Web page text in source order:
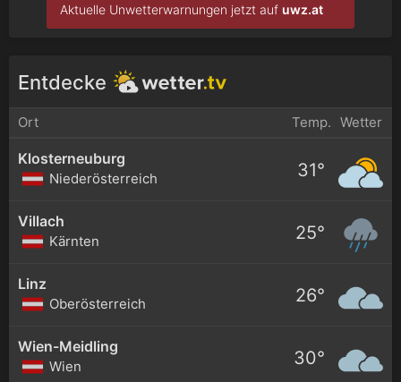
Aktuelle Unwetterwarnungen jetzt auf uwz.at
Entdecke
Ort Temp. Wetter
Klosterneuburg
Niederösterreich 31°
Villach
Kärnten 25°
Linz
Oberösterreich 26°
Wien-Meidling
Wien 30°